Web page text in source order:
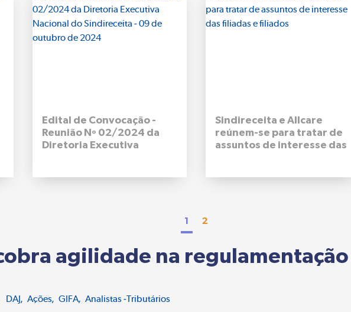
Edital de Convocação -
Reunião Nº 02/2024 da
Diretoria Executiva
Sindireceita e Allcare
reúnem-se para tratar de
assuntos de interesse das
1 2
agilidade na regulamentação
DAJ Ações GIFA Analistas -Tributários